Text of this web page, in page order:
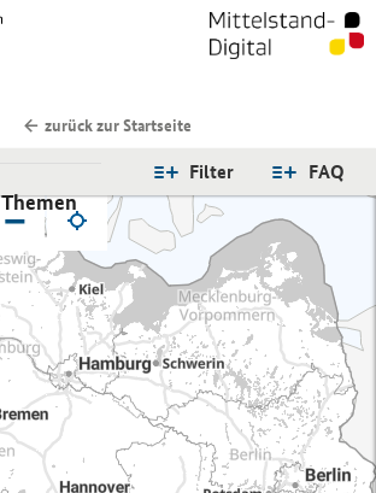
zurück zur Startseite
FAQ
Filter
Themen
−